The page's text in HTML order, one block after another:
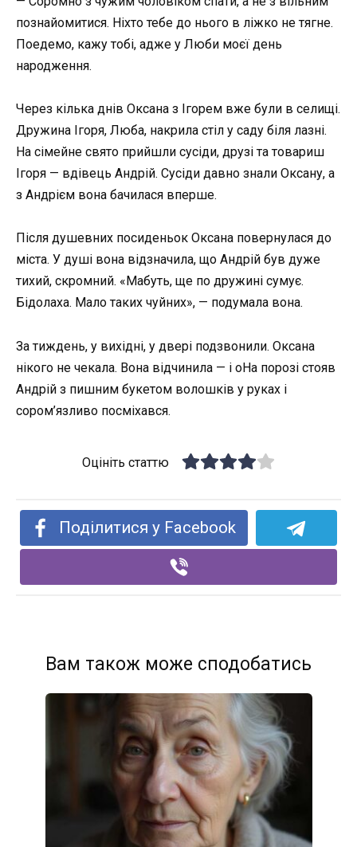
познайомитися. Ніхто тебе до нього в ліжко не тягне.
Поедемо, кажу тобі, адже у Люби моєї день
народження.
Через кілька днів Оксана з Ігорем вже були в селищі.
Дружина Ігоря, Люба, накрила стіл у саду біля лазні.
На сімейне свято прийшли сусіди, друзі та товариш
Ігоря — вдівець Андрій. Сусіди давно знали Оксану, а
з Андрієм вона бачилася вперше.
Після душевних посиденьок Оксана повернулася до
міста. У душі вона відзначила, що Андрій був дуже
тихий, скромний. «Мабуть, ще по дружині сумує.
Бідолаха. Мало таких чуйних», — подумала вона.
За тиждень, у вихідні, у двері подзвонили. Оксана
нікого не чекала. Вона відчинила — і оНа порозі стояв
Андрій з пишним букетом волошків у руках і
сором’язливо посміхався.
Оцініть статтю
Поділитися у Facebook
Вам також може сподобатись